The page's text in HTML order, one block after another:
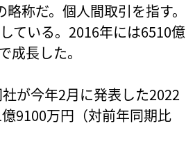
称だ。個人間取引を指す。
ている。2016年には6510億
長した。
が今年2月に発表した2022
9100万円（対前年同期比